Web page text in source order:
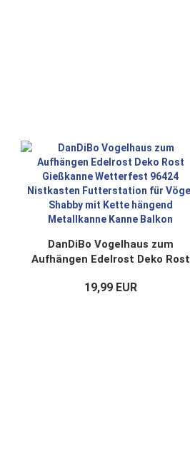
DanDiBo Vogelhaus zum
Aufhängen Edelrost Deko Rost
Nistkasten Futterstation für
19,99 EUR